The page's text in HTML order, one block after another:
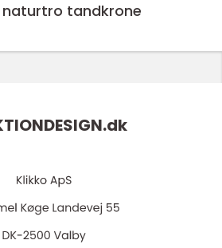
naturtro tandkrone
dk